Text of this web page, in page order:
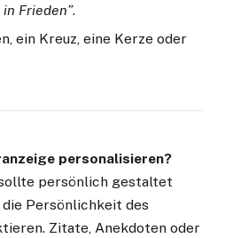
in Frieden”.
ein Kreuz, eine Kerze oder
personalisieren?
persönlich gestaltet
die Persönlichkeit des
Zitate, Anekdoten oder